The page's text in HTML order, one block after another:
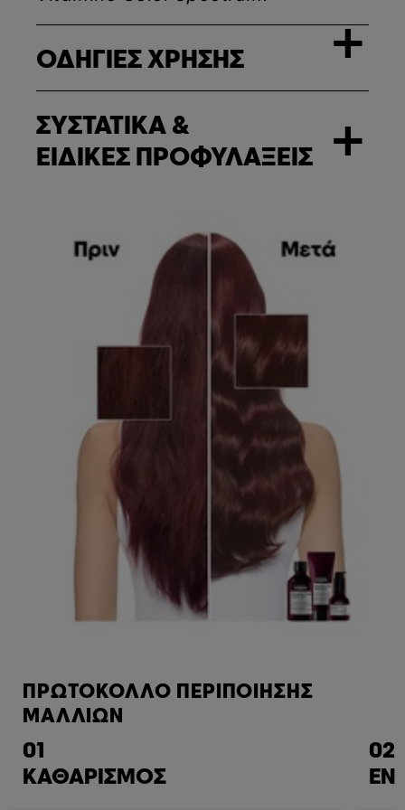
ΟΔΗΓΙΕΣ ΧΡΗΣΗΣ +
ΣΥΣΤΑΤΙΚΑ &
ΕΙΔΙΚΕΣ ΠΡΟΦΥΛΑΞΕΙΣ
+
ΠΡΩΤΟΚΟΛΛΟ ΠΕΡΙΠΟΙΗΣΗΣ
ΜΑΛΛΙΩΝ
01
ΚΑΘΑΡΙΣΜΟΣ
02